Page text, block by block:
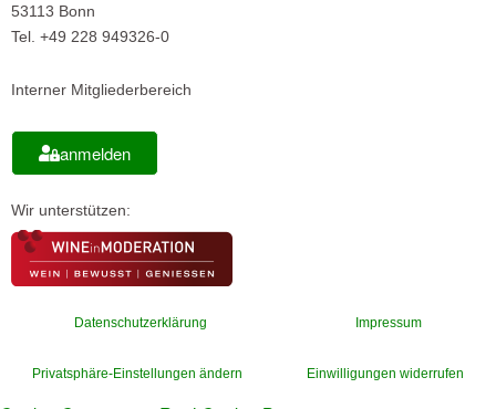
53113 Bonn
Tel. +49 228 949326-0
Interner Mitgliederbereich
anmelden
Wir unterstützen:
Datenschutzerklärung Impressum
Privatsphäre-Einstellungen ändern Einwilligungen widerrufen